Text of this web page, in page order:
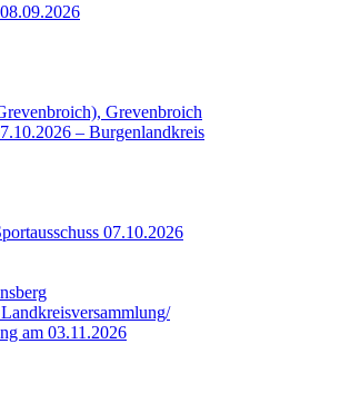
Grevenbroich
– Burgenlandkreis
07.10.2026
am 03.11.2026